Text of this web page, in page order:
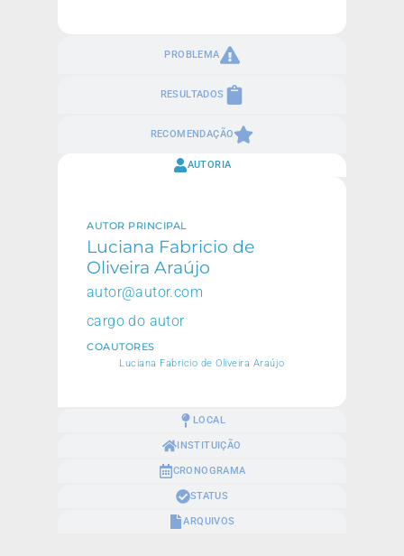
PROBLEMA
RESULTADOS
RECOMENDAÇÃO
AUTORIA
LOCAL
INSTITUIÇÃO
CRONOGRAMA
STATUS
ARQUIVOS
AUTOR PRINCIPAL
Luciana Fabricio de
Oliveira Araújo
autor@autor.com
cargo do autor
COAUTORES
Luciana Fabricio de Oliveira Araújo